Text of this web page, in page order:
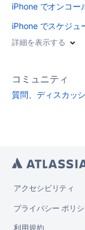
iPhone でオンコー
iPhone でスケジュ
詳細を表示する
コミュニティ
質問、ディスカッ
アクセシビリティ
プライバシー ポリ
利用規約